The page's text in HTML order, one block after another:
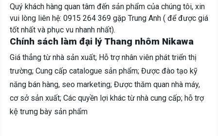
Quý khách hàng quan tâm đến sản phẩm của chúng tôi, xin
vui lòng liên hệ: 0915 264 369 gặp Trung Anh ( để được giá
tốt nhất và phục vu nhanh nhất).
Chính sách làm đại lý Thang nhôm Nikawa
Giá thẳng từ nhà sản xuất; Hỗ trợ nhân viên phát triển thị
trường; Cung cấp catalogue sản phẩm; Được đào tạo kỹ
năng bán hàng, seo marketing; Được thăm quan nhà máy,
cơ sở sản xuất; Các quyền lợi khác từ nhà cung cấp; hỗ trợ
kệ trưng bày sản phẩm